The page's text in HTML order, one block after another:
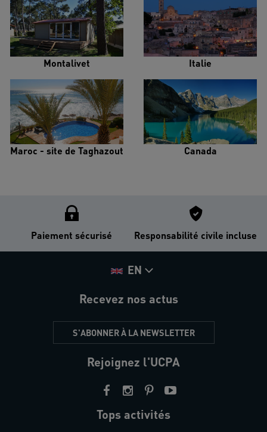
Montalivet Italie
Maroc - site de Taghazout Canada
Paiement sécurisé Responsabilité civile incluse
EN
Recevez nos actus
S'ABONNER À LA NEWSLETTER
Rejoignez l'UCPA
Tops activités